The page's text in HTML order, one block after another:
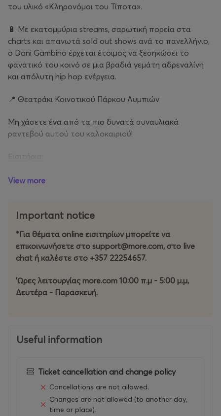
του υλικό «Κληρονόμοι του Τίποτα».
🔋 Με εκατομμύρια streams, σαρωτική πορεία στα
charts και απανωτά sold out shows ανά το πανελλήνιο,
ο Dani Gambino έρχεται έτοιμος να ξεσηκώσει το
φανατικό του κοινό σε μια βραδιά γεμάτη αδρεναλίνη
και απόλυτη hip hop ενέργεια.
📍 Θεατράκι Κοινοτικού Πάρκου Λυμπιών
Μη χάσετε ένα από τα πιο δυνατά συναυλιακά
ραντεβού αυτού του καλοκαιριού!
Αρένα - Προπώληση €‎20/άτομο
αγοράζονται 4-6 εισιτήρια/τραπέζι.
📅 Κυριακή, 30 Αυγούστου 2026
🚪 Οι πόρτες ανοίγουν στις 20:00
📞 Περισσότερες πληροφορίες: +357 99810011
View more
Important notice
*Για θέματα online εισιτηρίων μπορείτε να
επικοινωνήσετε στο support@more.com, στο live
chat ή καλέστε στο +357 22254657.
'Ωρες λειτουργίας more.com 10:00 π.μ - 5:00 μ.μ,
Δευτέρα - Παρασκευή.
Useful information
Ticket cancellation and change policy
Cancellations are not allowed.
Changes are not allowed (to another day,
time or place).